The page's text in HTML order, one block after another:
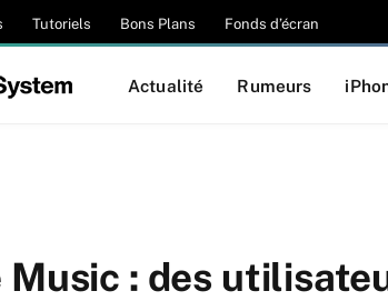
Tutoriels Bons Plans Fonds d’écran
Actualité Rumeurs
Music : des